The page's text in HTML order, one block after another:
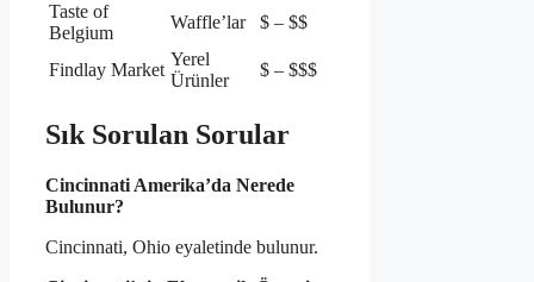
Taste of
Belgium
Waffle’lar $ – $$
Findlay Market
Yerel
Ürünler
$ – $$$
Sık Sorulan Sorular
Cincinnati Amerika’da Nerede
Bulunur?
Cincinnati, Ohio eyaletinde bulunur.